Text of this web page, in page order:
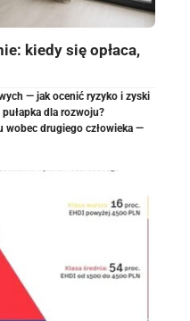
kiedy się opłaca,
— jak ocenić ryzyko i zyski
dla rozwoju?
wobec drugiego człowieka —